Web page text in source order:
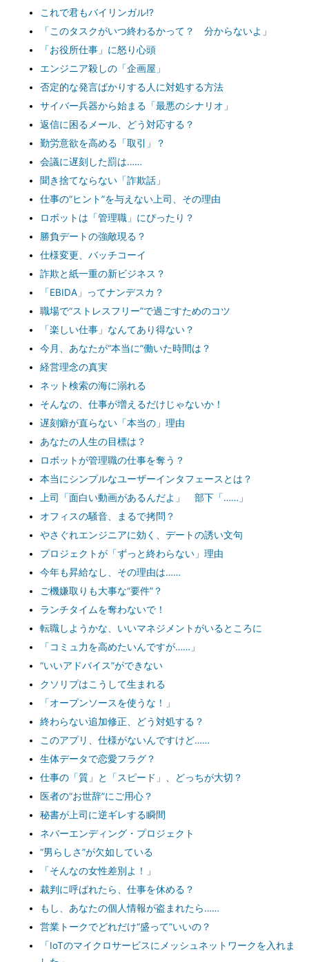
これで君もバイリンガル!?
「このタスクがいつ終わるかって？ 分からないよ」
「お役所仕事」に怒り心頭
エンジニア殺しの「企画屋」
否定的な発言ばかりする人に対処する方法
サイバー兵器から始まる「最悪のシナリオ」
返信に困るメール、どう対応する？
勤労意欲を高める「取引」？
会議に遅刻した罰は……
聞き捨てならない「詐欺話」
仕事の“ヒント”を与えない上司、その理由
ロボットは「管理職」にぴったり？
勝負デートの強敵現る？
仕様変更、バッチコーイ
詐欺と紙一重の新ビジネス？
「EBIDA」ってナンデスカ？
職場で“ストレスフリー”で過ごすためのコツ
「楽しい仕事」なんてあり得ない？
今月、あなたが“本当に”働いた時間は？
経営理念の真実
ネット検索の海に溺れる
そんなの、仕事が増えるだけじゃないか！
遅刻癖が直らない「本当の」理由
あなたの人生の目標は？
ロボットが管理職の仕事を奪う？
本当にシンプルなユーザーインタフェースとは？
上司「面白い動画があるんだよ」 部下「……」
オフィスの騒音、まるで拷問？
やさぐれエンジニアに効く、デートの誘い文句
プロジェクトが「ずっと終わらない」理由
今年も昇給なし、その理由は……
ご機嫌取りも大事な“要件”？
ランチタイムを奪わないで！
転職しようかな、いいマネジメントがいるところに
「コミュ力を高めたいんですが……」
“いいアドバイス”ができない
クソリプはこうして生まれる
「オープンソースを使うな！」
終わらない追加修正、どう対処する？
このアプリ、仕様がないんですけど……
生体データで恋愛フラグ？
仕事の「質」と「スピード」、どっちが大切？
医者の“お世辞”にご用心？
秘書が上司に逆ギレする瞬間
ネバーエンディング・プロジェクト
“男らしさ”が欠如している
「そんなの女性差別よ！」
裁判に呼ばれたら、仕事を休める？
もし、あなたの個人情報が盗まれたら……
営業トークでどれだけ“盛って”いいの？
「IoTのマイクロサービスにメッシュネットワークを入れま